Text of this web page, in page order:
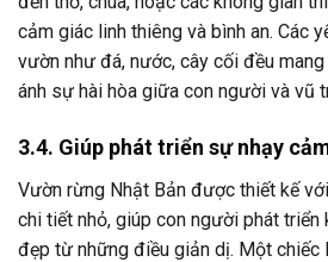
cảm giác linh thiêng và bình an. Các
vườn như đá, nước, cây cối đều
ánh sự hài hòa giữa con người và vũ
3.4. Giúp phát triển sự nhạy
Vườn rừng Nhật Bản được thiết kế
chi tiết nhỏ, giúp con người phát triển
đẹp từ những điều giản dị. Một chiếc